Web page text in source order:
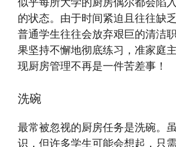
的状态。由于时间紧迫且往往缺
普通学生往往会放弃艰巨的清洁
果坚持不懈地彻底练习，准家庭
现厨房管理不再是一件苦差事！
洗碗
最常被忽视的厨房任务是洗碗。
识，但许多学生可能会想起，只